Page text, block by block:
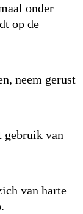
onder
op de
neem gerust
gebruik van
van harte